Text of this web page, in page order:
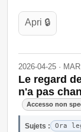
Apri 🔒
2026-04-25 ·
Le regard
n'a pas
Accesso non
Sujets : Ora